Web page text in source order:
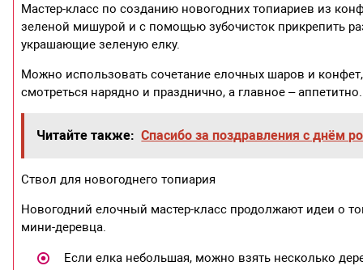
Мастер-класс по созданию новогодних топиариев из
зеленой мишурой и с помощью зубочисток прикрепить
украшающие зеленую елку.
Можно использовать сочетание елочных шаров и
смотреться нарядно и празднично, а главное – аппетитно.
Читайте также: Спасибо за поздравления с днём
Ствол для новогоднего топиария
Новогодний елочный мастер-класс продолжают идеи о
мини-деревца.
Если елка небольшая, можно взять несколько